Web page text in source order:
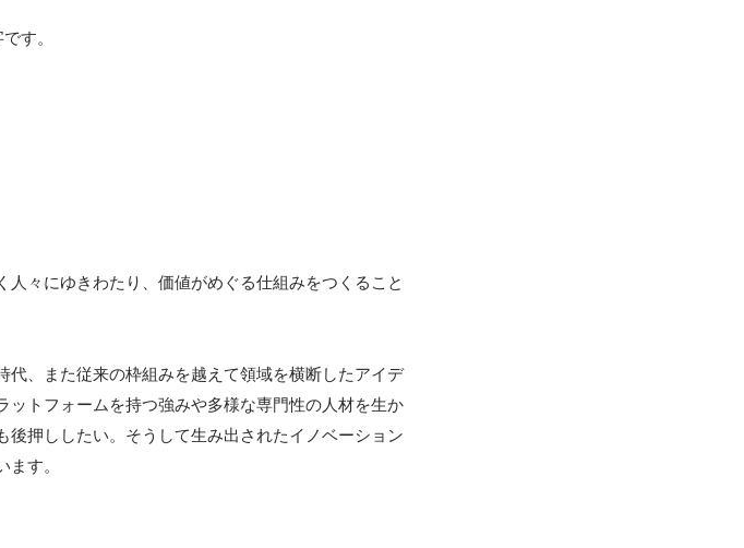
す。
人々にゆきわたり、価値がめぐる仕組みをつくること
、また従来の枠組みを越えて領域を横断したアイデ
トフォームを持つ強みや多様な専門性の人材を生か
押ししたい。そうして生み出されたイノベーション